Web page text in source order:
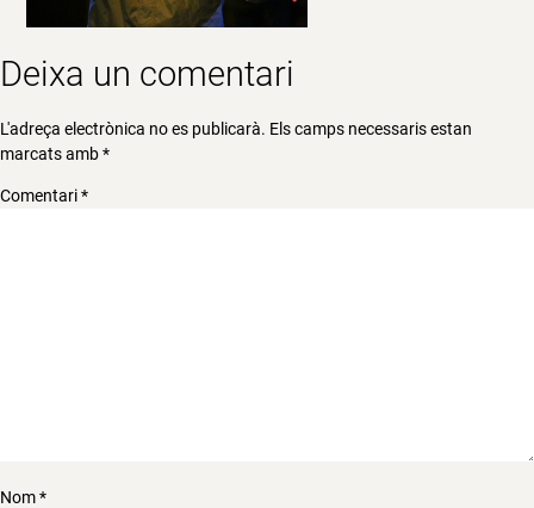
Deixa un comentari
L'adreça electrònica no es publicarà. Els camps necessaris estan
marcats amb*
Comentari*
Nom*